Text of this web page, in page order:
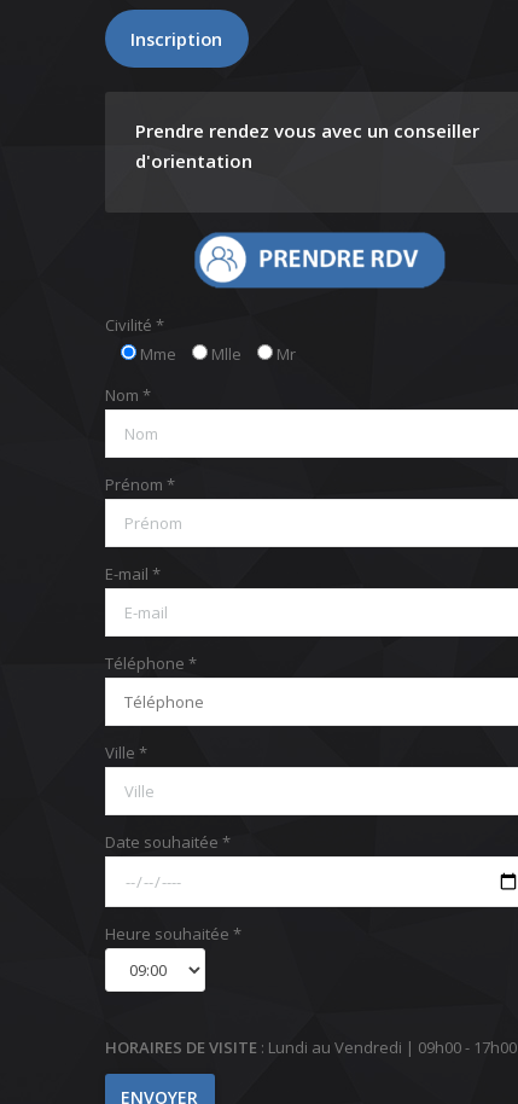
Inscription
Prendre rendez vous avec un conseiller
d'orientation
Civilité *
Mme
Mlle
Mr
Nom *
Prénom *
E-mail *
Téléphone *
Ville *
Date souhaitée *
Heure souhaitée *
HORAIRES DE VISITE : Lundi au Vendredi | 09h00 - 17h00